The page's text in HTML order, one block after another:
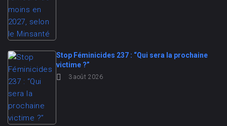
Stop Féminicides 237 : “Qui sera la prochaine
victime ?”
3 août 2026